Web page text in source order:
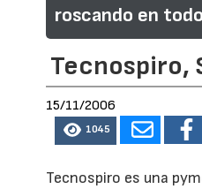
roscando en
Tecnospiro,
15/11/2006
1045
Tecnospiro es una